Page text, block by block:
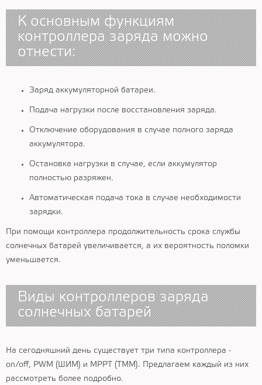
К основным функциям
контроллера заряда можно
отнести:
Заряд аккумуляторной батареи.
Подача нагрузки после восстановления заряда.
Отключение оборудования в случае полного заряда
аккумулятора.
Остановка нагрузки в случае, если аккумулятор
полностью разряжен.
Автоматическая подача тока в случае необходимости
зарядки.
При помощи контроллера продолжительность срока службы
солнечных батарей увеличивается, а их вероятность поломки
уменьшается.
Виды контроллеров заряда
солнечных батарей
На сегодняшний день существует три типа контроллера -
on/off, PWM (ШИМ) и MPPT (ТММ). Предлагаем каждый из них
рассмотреть более подробно.